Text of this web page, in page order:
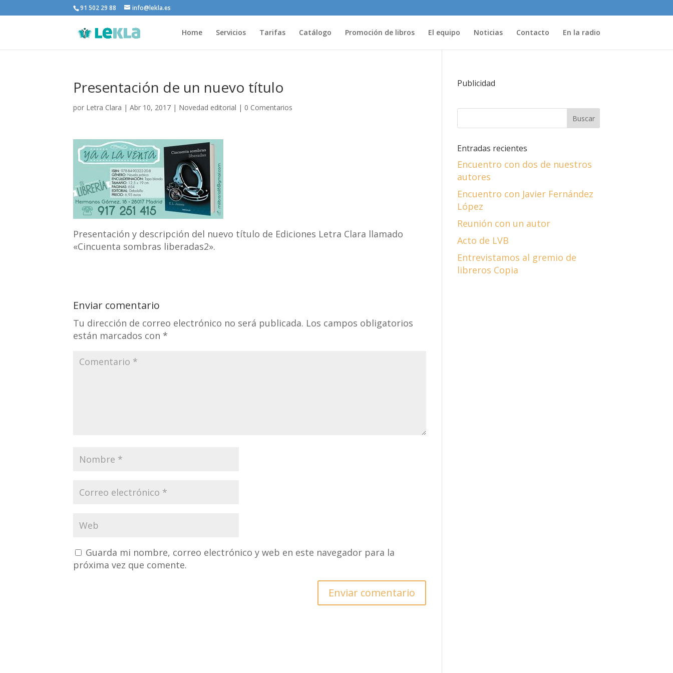
91 502 29 88 info@lekla.es
Home Servicios Tarifas Catálogo Promoción de libros El equipo Noticias Contacto En la radio
Presentación de un nuevo título
por Letra Clara | Abr 10, 2017| Novedad editorial | 0 Comentarios
Presentación y descripción del nuevo título de Ediciones Letra Clara llamado
«Cincuenta sombras liberadas2».
Enviar comentario
Tu dirección de correo electrónico no será publicada. Los campos obligatorios
están marcados con *
Guarda mi nombre, correo electrónico y web en este navegador para la
próxima vez que comente.
Publicidad
Entradas recientes
Encuentro con dos de nuestros
autores
Encuentro con Javier Fernández
López
Reunión con un autor
Acto de LVB
Entrevistamos al gremio de
libreros Copia